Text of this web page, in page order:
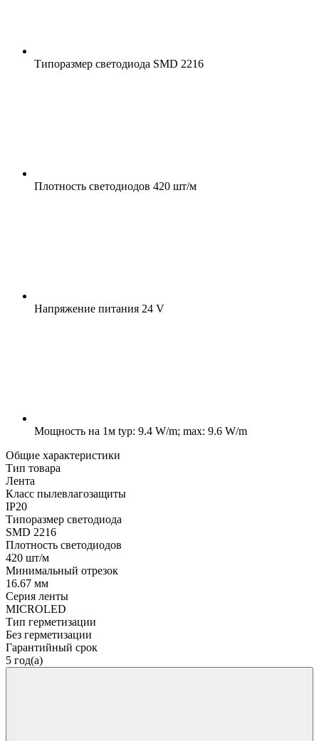
Типоразмер светодиода SMD 2216
Плотность светодиодов 420 шт/м
Напряжение питания 24 V
Мощность на 1м typ: 9.4 W/m; max: 9.6 W/m
Общие характеристики
Тип товара
Лента
Класс пылевлагозащиты
IP20
Типоразмер светодиода
SMD 2216
Плотность светодиодов
420 шт/м
Минимальный отрезок
16.67 мм
Серия ленты
MICROLED
Тип герметизации
Без герметизации
Гарантийный срок
5 год(а)